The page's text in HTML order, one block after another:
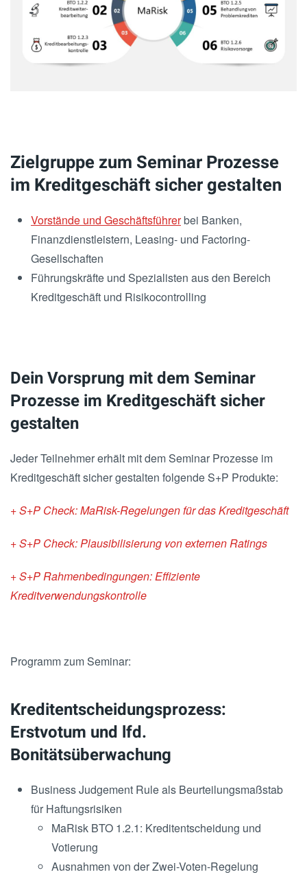
Zielgruppe zum Seminar Prozesse
im Kreditgeschäft sicher gestalten
Vorstände und Geschäftsführerbei Banken,
Finanzdienstleistern, Leasing- und Factoring-
Gesellschaften
Führungskräfte und Spezialisten aus den Bereich
Kreditgeschäft und Risikocontrolling
Dein Vorsprung mit dem Seminar
Prozesse im Kreditgeschäft sicher
gestalten
Jeder Teilnehmer erhält mit dem Seminar Prozesse im
Kreditgeschäft sicher gestalten folgende S+P Produkte:
+ S+P Check: MaRisk-Regelungen für das Kreditgeschäft
+ S+P Check: Plausibilisierung von externen Ratings
+ S+P Rahmenbedingungen: Effiziente
Kreditverwendungskontrolle
Programm zum Seminar:
Kreditentscheidungsprozess:
Erstvotum und lfd.
Bonitätsüberwachung
Business Judgement Rule als Beurteilungsmaßstab
für Haftungsrisiken
MaRisk BTO 1.2.1: Kreditentscheidung und
Votierung
Ausnahmen von der Zwei-Voten-Regelung